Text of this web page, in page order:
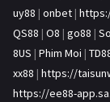
uy88 | onbet |
QS88 | O8 | go88 |
8US | Phim Moi |
xx88 | https://
https://ee88-